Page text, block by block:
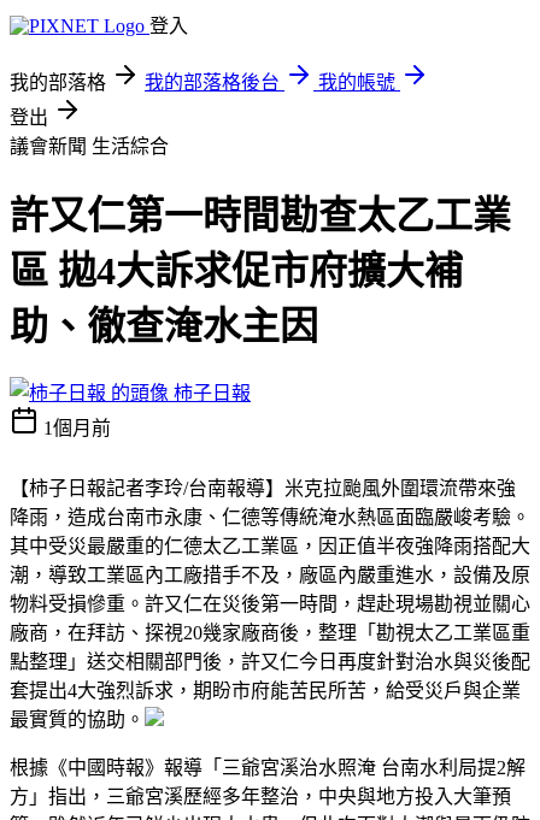
登入
我的部落格 我的部落格後台
我的帳號
登出
議會新聞 生活綜合
許又仁第一時間勘查太乙工業
區 拋4大訴求促市府擴大補
助、徹查淹水主因
柿子日報
1個月前
【柿子日報記者李玲/台南報導】米克拉颱風外圍環流帶來強
降雨，造成台南市永康、仁德等傳統淹水熱區面臨嚴峻考驗。
其中受災最嚴重的仁德太乙工業區，因正值半夜強降雨搭配大
潮，導致工業區內工廠措手不及，廠區內嚴重進水，設備及原
物料受損慘重。許又仁在災後第一時間，趕赴現場勘視並關心
廠商，在拜訪、探視20幾家廠商後，整理「勘視太乙工業區重
點整理」送交相關部門後，許又仁今日再度針對治水與災後配
套提出4大強烈訴求，期盼市府能苦民所苦，給受災戶與企業
最實質的協助。
根據《中國時報》報導「三爺宮溪治水照淹 台南水利局提2解
方」指出，三爺宮溪歷經多年整治，中央與地方投入大筆預